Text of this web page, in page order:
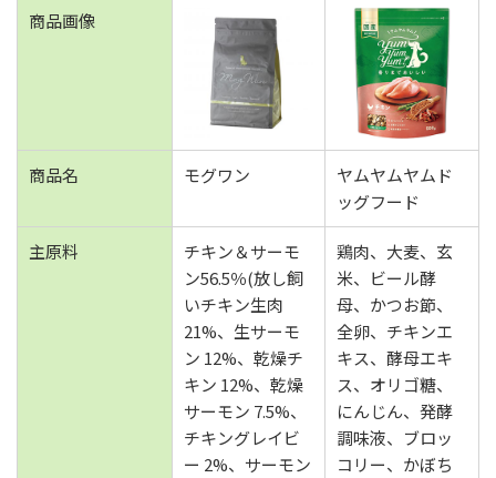
商品画像
商品名 モグワン
ヤムヤムヤムド
ッグフード
主原料
チキン＆サーモ
ン56.5％(放し飼
いチキン生肉
21%、生サーモ
ン 12%、乾燥チ
キン 12%、乾燥
サーモン 7.5%、
チキングレイビ
ー 2%、サーモン
鶏肉、大麦、玄
米、ビール酵
母、かつお節、
全卵、チキンエ
キス、酵母エキ
ス、オリゴ糖、
にんじん、発酵
調味液、ブロッ
コリー、かぼち